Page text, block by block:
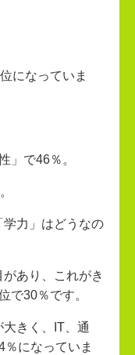
になっていま
」で46％。
学力」はどうなの
があり、これがき
で30％です。
きく、IT、通
になっていま